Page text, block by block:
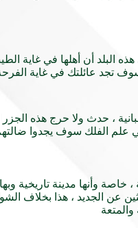
هذه البلد أن أهلها في
تجد عائلتك في غاية
، حدث ولا حرج هذه
علم الفلك سوف يجدوا
خاصة وأنها مدينة تاريخية
عن الجديد ، هذا بخلاف